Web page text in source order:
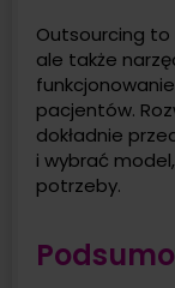
Outsourcing to
ale także
pacjentów.
dokładnie
i wybrać
potrzeby.